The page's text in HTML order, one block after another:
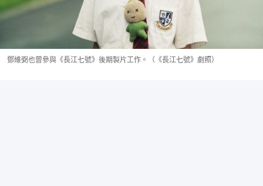
鄧維弼也曾參與《長江七號》後期製片工作。（《長江七號》劇照）